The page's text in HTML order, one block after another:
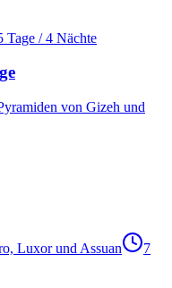
Tage / 4 Nächte
von Gizeh und
7